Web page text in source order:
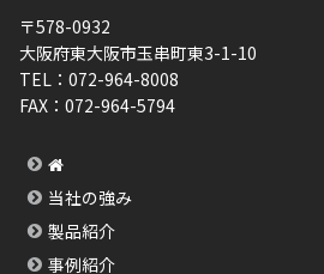
〒578-0932
大阪府東大阪市玉串町東3-1-10
TEL： 072-964-8008
FAX： 072-964-5794
当社の強み
製品紹介
事例紹介